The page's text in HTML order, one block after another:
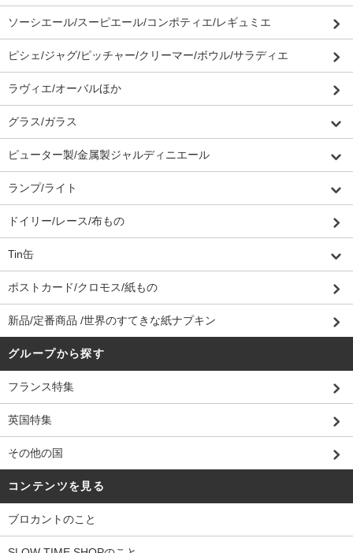
ソーシエール/スーピエール/コンポティエ/レギュミエ
ピシェ/ジャグ/ピッチャー/クリーマー/ボウル/サラディエ
ラヴィエ/オーバルほか
グラス/ガラス
ピューター製/金属製ジャルディニエール
ランプ/ライト
ドイリー/レース/布もの
Tin缶
ポストカード/クロモス/紙もの
新品/定番商品 /世界のすてきな紙ナプキン
グループから探す
フランス特集
英国特集
その他の国
コンテンツを見る
ブロカントのこと